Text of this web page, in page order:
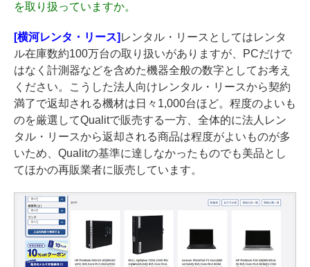
を取り扱っていますか。
[横河レンタ・リース] レンタル・リースとしてはレンタ
ル在庫数約100万台の取り扱いがありますが、PCだけで
はなく計測器などを含めた機器全般の数字としてお考え
ください。こうした法人向けレンタル・リースから契約
満了で返却される機材は日々1,000台ほど。程度のよいも
のを厳選してQualitで販売する一方、全体的に法人レン
タル・リースから返却される商品は程度がよいものが多
いため、Qualitの基準に達しなかったものでも美品とし
てほかの再販業者に販売しています。